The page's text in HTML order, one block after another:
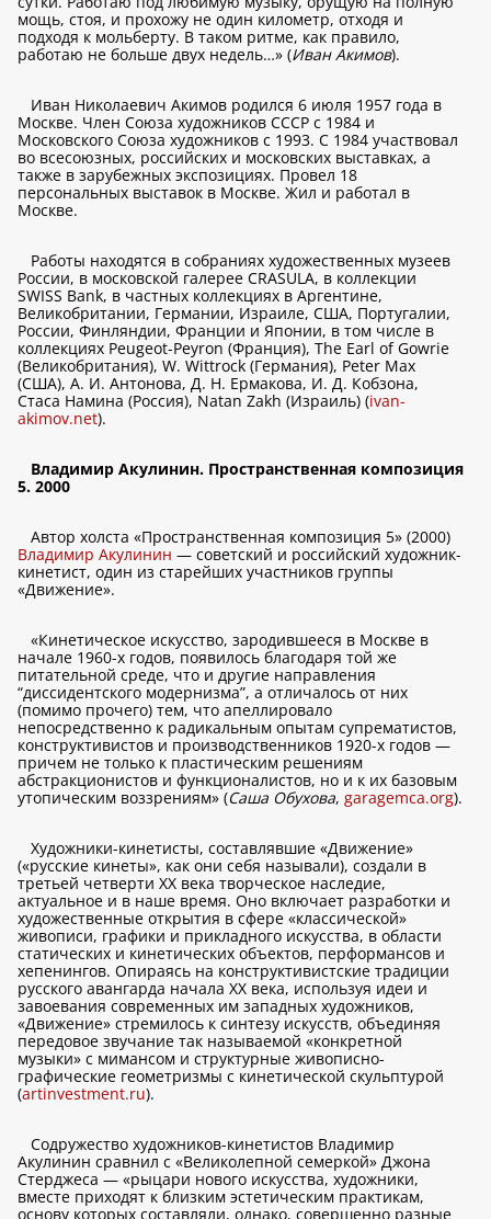
мощь, стоя, и прохожу не один километр, отходя и
подходя к мольберту. В таком ритме, как правило,
работаю не больше двух недель…» (Иван Акимов).
Иван Николаевич Акимов родился 6 июля 1957 года в
Москве. Член Союза художников СССР с 1984 и
Московского Союза художников с 1993. С 1984 участвовал
во всесоюзных, российских и московских выставках, а
также в зарубежных экспозициях. Провел 18
персональных выставок в Москве. Жил и работал в
Москве.
Работы находятся в собраниях художественных музеев
России, в московской галерее CRASULA, в коллекции
SWISS Bank, в частных коллекциях в Аргентине,
Великобритании, Германии, Израиле, США, Португалии,
России, Финляндии, Франции и Японии, в том числе в
коллекциях Peugeot-Peyron (Франция), The Earl of Gowrie
(Великобритания), W. Wittrock (Германия), Peter Мах
(США), А. И. Антонова, Д. Н. Ермакова, И. Д. Кобзона,
Стаса Намина (Россия), Natan Zakh (Израиль) (ivan-
akimov.net).
Владимир Акулинин. Пространственная композиция
5. 2000
Автор холста «Пространственная композиция 5» (2000)
Владимир Акулинин — советский и российский художник-
кинетист, один из старейших участников группы
«Движение».
«Кинетическое искусство, зародившееся в Москве в
начале 1960-х годов, появилось благодаря той же
питательной среде, что и другие направления
“диссидентского модернизма”, а отличалось от них
(помимо прочего) тем, что апеллировало
непосредственно к радикальным опытам супрематистов,
конструктивистов и производственников 1920-х годов —
причем не только к пластическим решениям
абстракционистов и функционалистов, но и к их базовым
утопическим воззрениям» (Саша Обухова, garagemca.org).
Художники-кинетисты, составлявшие «Движение»
(«русские кинеты», как они себя называли), создали в
третьей четверти XX века творческое наследие,
актуальное и в наше время. Оно включает разработки и
художественные открытия в сфере «классической»
живописи, графики и прикладного искусства, в области
статических и кинетических объектов, перформансов и
хепенингов. Опираясь на конструктивистские традиции
русского авангарда начала XX века, используя идеи и
завоевания современных им западных художников,
«Движение» стремилось к синтезу искусств, объединяя
передовое звучание так называемой «конкретной
музыки» с мимансом и структурные живописно-
графические геометризмы с кинетической скульптурой
(artinvestment.ru).
Содружество художников-кинетистов Владимир
Акулинин сравнил с «Великолепной семеркой» Джона
Стерджеса — «рыцари нового искусства, художники,
вместе приходят к близким эстетическим практикам,
основу которых составляли, однако, совершенно разные